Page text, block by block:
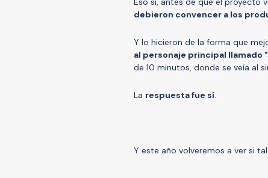
debieron convencer a los
Y lo hicieron de la forma que
al personaje principal llamado
de 10 minutos, donde se veía al
La respuesta fue sí.
Y este año volveremos a ver si